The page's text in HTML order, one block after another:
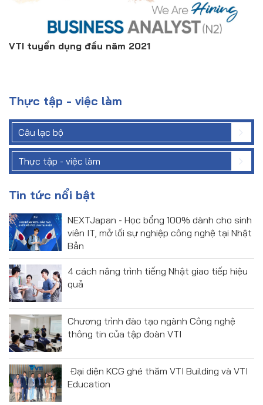
VTI tuyển dụng đầu năm 2021
Thực tập - việc làm
Câu lạc bộ
Thực tập - việc làm
Tin tức nổi bật
NEXTJapan - Học bổng 100% dành cho sinh
viên IT, mở lối sự nghiệp công nghệ tại Nhật
Bản
4 cách nâng trình tiếng Nhật giao tiếp hiệu
quả
Chương trình đào tạo ngành Công nghệ
thông tin của tập đoàn VTI
Đại diện KCG ghé thăm VTI Building và VTI
Education